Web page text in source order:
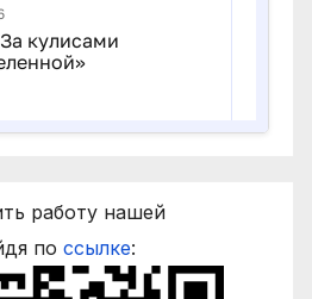
работу нашей
по ссылке: